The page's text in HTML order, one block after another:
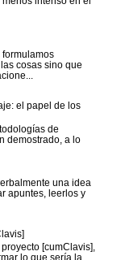
cosas sino que
el papel de los
de
demostrado, a lo
una idea
apuntes, leerlos y
[cumClavis],
lo que sería la